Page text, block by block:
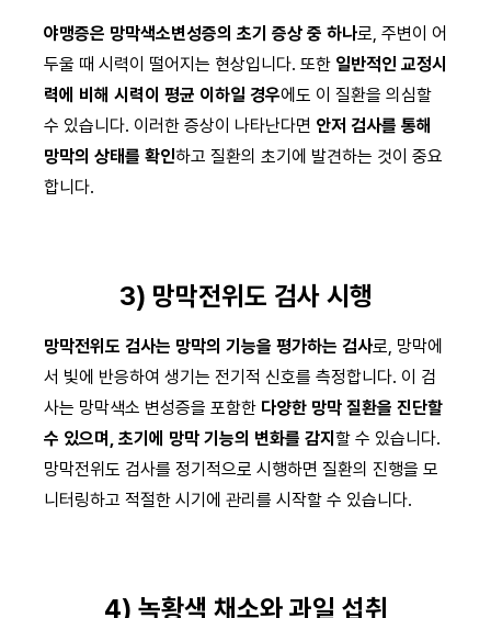
야맹증은 망막색소변성증의 초기 증상 중 하나로, 주변이 어
두울 때 시력이 떨어지는 현상입니다. 또한 일반적인 교정시
력에 비해 시력이 평균 이하일 경우에도 이 질환을 의심할
수 있습니다. 이러한 증상이 나타난다면 안저 검사를 통해
망막의 상태를 확인하고 질환의 초기에 발견하는 것이 중요
합니다.
3) 망막전위도 검사 시행
망막전위도 검사는 망막의 기능을 평가하는 검사로, 망막에
서 빛에 반응하여 생기는 전기적 신호를 측정합니다. 이 검
사는 망막색소 변성증을 포함한 다양한 망막 질환을 진단할
수 있으며, 초기에 망막 기능의 변화를 감지 할 수 있습니다.
망막전위도 검사를 정기적으로 시행하면 질환의 진행을 모
니터링하고 적절한 시기에 관리를 시작할 수 있습니다.
4) 녹황색 채소와 과일 섭취